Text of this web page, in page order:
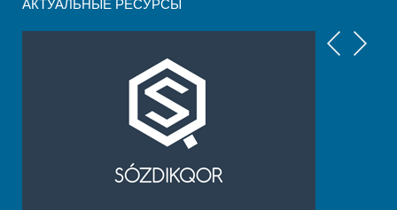
АКТУАЛЬНЫЕ РЕСУРСЫ